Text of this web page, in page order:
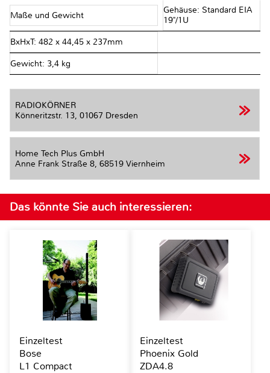
Maße und Gewicht
Gehäuse: Standard EIA
19"/1U
BxHxT: 482 x 44,45 x 237mm
Gewicht: 3,4 kg
RADIOKÖRNER
Könneritzstr. 13, 01067 Dresden
Home Tech Plus GmbH
Anne Frank Straße 8, 68519 Viernheim
Das könnte Sie auch interessieren:
Einzeltest
Bose
L1 Compact
Einzeltest
Phoenix Gold
ZDA4.8